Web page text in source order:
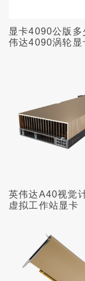
显卡4090公版多
伟达4090涡轮显
英伟达A40视觉
虚拟工作站显卡